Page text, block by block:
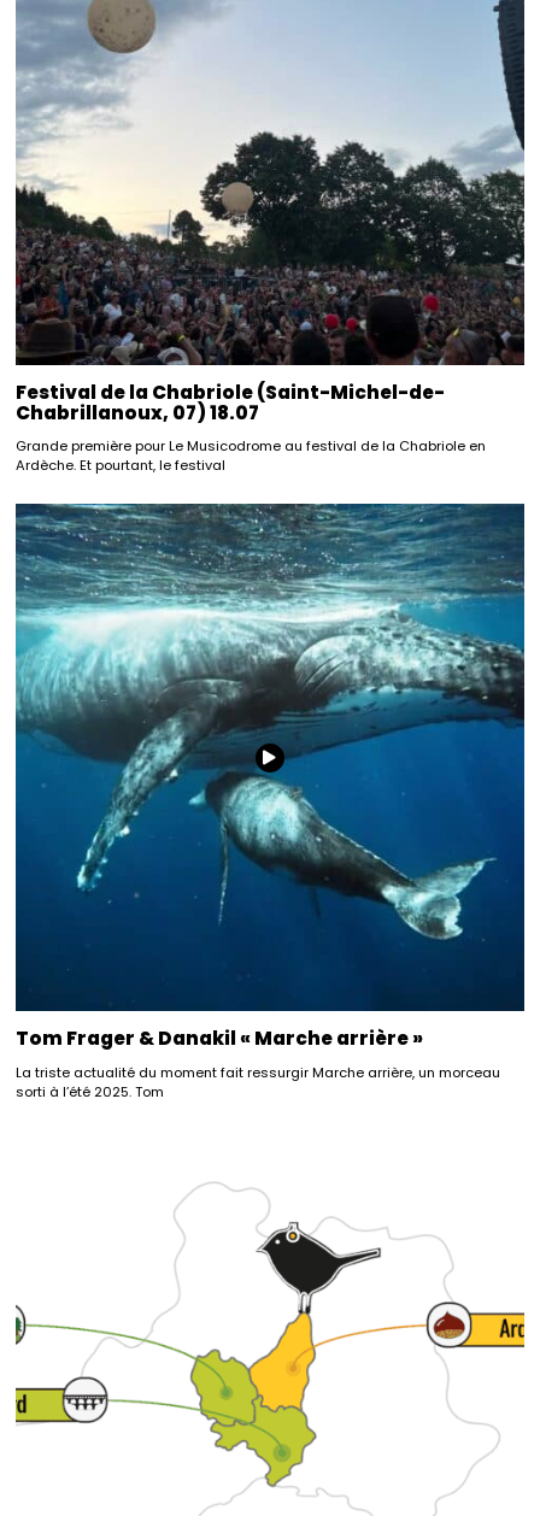
Festival de la Chabriole (Saint-Michel-de-
Chabrillanoux, 07) 18.07
Grande première pour Le Musicodrome au festival de la Chabriole en
Ardèche. Et pourtant, le festival
Tom Frager & Danakil « Marche arrière »
La triste actualité du moment fait ressurgir Marche arrière, un morceau
sorti à l’été 2025. Tom